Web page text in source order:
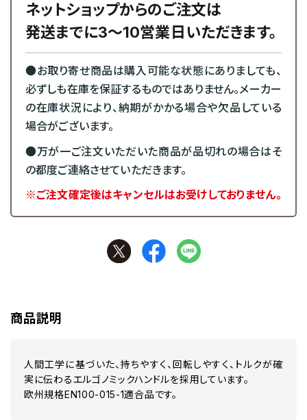
ネットショップからのご注文は
発送までに3～10営業日いただきます。
●お取り寄せ商品は購入可能な状態にありましても、
必ずしも在庫を保証するものではありません。メーカー
の在庫状況により、納期がかかる場合や欠品している
場合がございます。
●万が一ご注文いただいた商品が品切れの場合はそ
の都度ご連絡させていただきます。
※ご注文確定後はキャンセルはお受けしておりません。
商品説明
人間工学に基づいた、持ちやすく、回転しやすく、トルクが確
実に伝わるエルゴノミックハンドルを採用しています。
欧州規格EN100-015-1適合品です。